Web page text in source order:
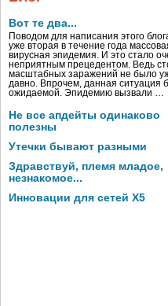
Вот те два...
Поводом для написания этого
уже вторая в течение года
вирусная эпидемия. И это стало
неприятным прецедентом. Ведь
масштабных заражений не было
давно. Впрочем, данная ситуация
ожидаемой. Эпидемию вызвали …
Не все апдейты одинаково
полезны
Утечки бывают разными
Здравствуй, племя младое,
незнакомое...
Инновации для сетей X5